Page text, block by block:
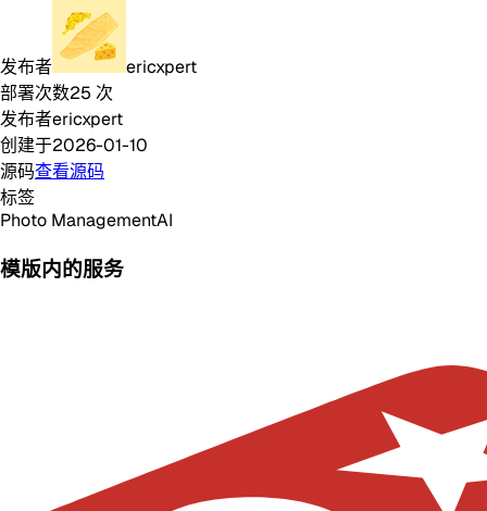
发布者
ericxpert
部署次数25 次
发布者ericxpert
创建于2026-01-10
源码查看源码
标签
Photo ManagementAI
模版内的服务